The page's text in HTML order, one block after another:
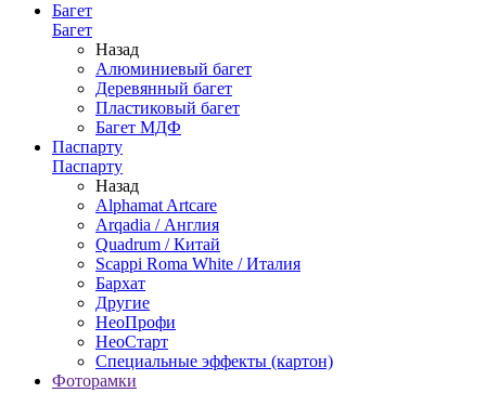
Багет
Багет
Назад
Алюминиевый багет
Деревянный багет
Пластиковый багет
Багет МДФ
Паспарту
Паспарту
Назад
Alphamat Artcare
Arqadia / Англия
Quadrum / Китай
Scappi Roma White / Италия
Бархат
Другие
НеоПрофи
НеоСтарт
Специальные эффекты (картон)
Фоторамки